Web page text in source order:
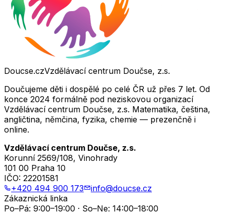
Doucse.czVzdělávací centrum Doučse, z.s.
Doučujeme děti i dospělé po celé ČR už přes 7 let. Od
konce 2024 formálně pod neziskovou organizací
Vzdělávací centrum Doučse, z.s. Matematika, čeština,
angličtina, němčina, fyzika, chemie — prezenčně i
online.
Vzdělávací centrum Doučse, z.s.
Korunní 2569/108, Vinohrady
101 00 Praha 10
IČO: 22201581
+420 494 900 173
info@doucse.cz
Zákaznická linka
Po–Pá: 9:00–19:00 · So–Ne: 14:00–18:00